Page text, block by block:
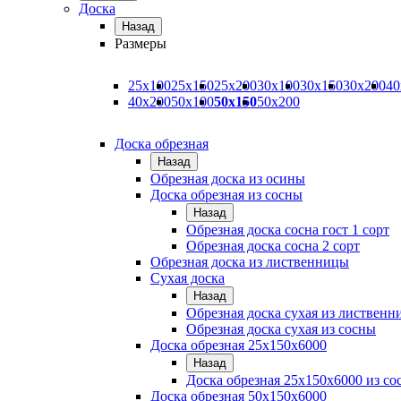
Доска
Назад
Размеры
25х10025х15025х20030х10030х15030х200
40х20050х10050х15050х200
Доска обрезная
Назад
Обрезная доска из осины
Доска обрезная из сосны
Назад
Обрезная доска сосна гост 1 сорт
Обрезная доска сосна 2 сорт
Обрезная доска из лиственницы
Сухая доска
Назад
Обрезная доска сухая из
Обрезная доска сухая из сосны
Доска обрезная 25х150х6000
Назад
Доска обрезная 25x150x6000 из
Доска обрезная 50х150х6000